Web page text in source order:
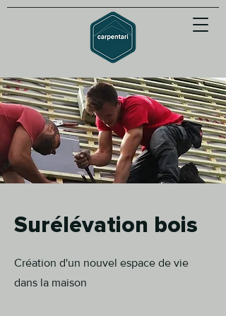
Surélévation bois
Création d'un nouvel espace de vie
dans la maison